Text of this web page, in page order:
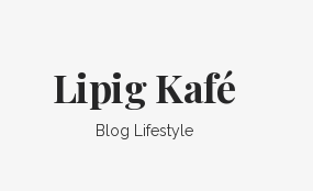
Lipig Kafé
Blog Lifestyle